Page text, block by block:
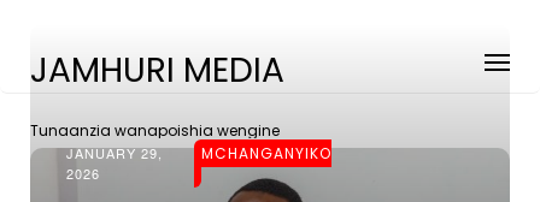
JAMHURI MEDIA
Tunaanzia wanapoishia wengine
JANUARY 29,
2026
MCHANGANYIKO